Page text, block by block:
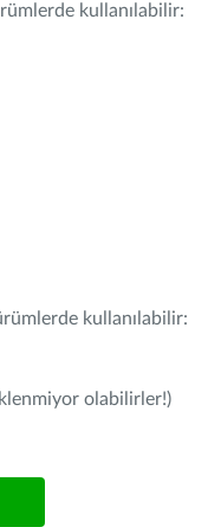
kullanılabilir:
kullanılabilir:
olabilirler!)